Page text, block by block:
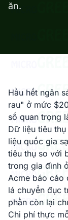
ăn.
Hầu hết ngân
rau" ở mức
số quan trọng
Dữ liệu tiêu
liệu quốc gia
tiêu thụ so với
trong gia đình
Acme báo cáo
lá chuyển đục
phần còn lại
Chi phí thực